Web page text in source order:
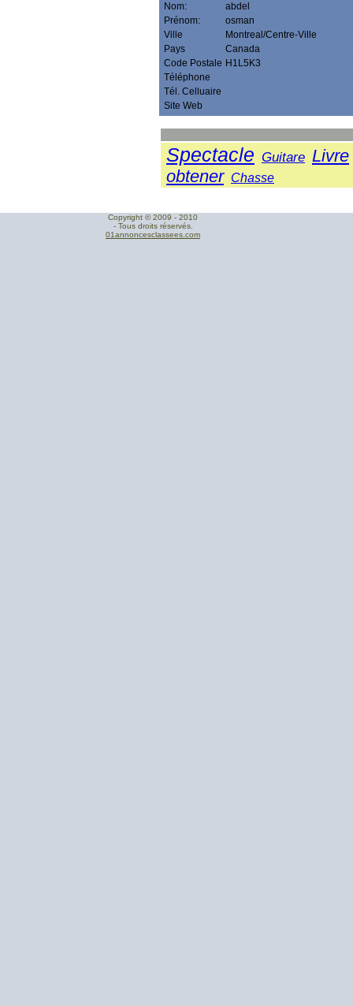
Nom:
abdel
Prénom:
osman
Ville
Montreal/Centre-Ville
Pays
Canada
Code Postale H1L5K3
Téléphone
Tél. Celluaire
Site Web
Spectacle Guitare Livre
obtener Chasse
Copyright © 2009 - 2010
- Tous droits réservés.
01annoncesclassees.com